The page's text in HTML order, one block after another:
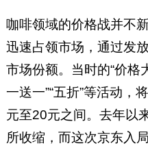
咖啡领域的价格战并不
迅速占领市场，通过发
市场份额。当时的“价格
一送一”“五折”等活动，
元至20元之间。去年以
所收缩，而这次京东入